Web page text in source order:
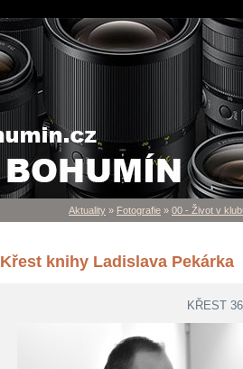
Aktuality » Fotografie » 00 - Život v
Křest knihy Ladislava Pekárka
KŘEST